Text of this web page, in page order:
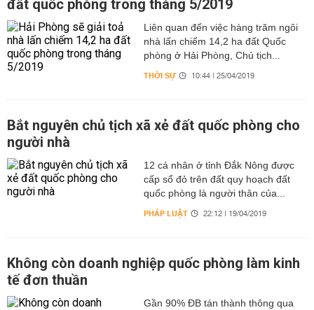
đất quốc phòng trong tháng 5/2019
Liên quan đến việc hàng trăm ngôi
nhà lấn chiếm 14,2 ha đất Quốc
phòng ở Hải Phòng, Chủ tịch...
THỜI SỰ 10:44 | 25/04/2019
Bắt nguyên chủ tịch xã xẻ đất quốc phòng cho
người nhà
12 cá nhân ở tỉnh Đắk Nông được
cấp sổ đỏ trên đất quy hoạch đất
quốc phòng là người thân của...
PHÁP LUẬT 22:12 | 19/04/2019
Không còn doanh nghiệp quốc phòng làm kinh
tế đơn thuần
Gần 90% ĐB tán thành thông qua